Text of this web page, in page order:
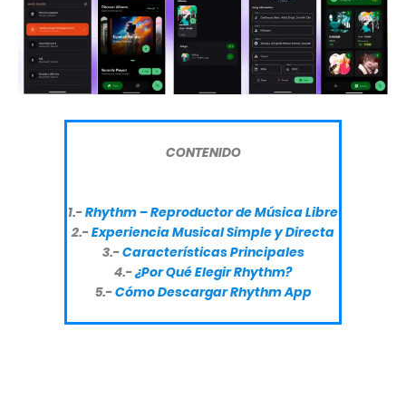
CONTENIDO
1.-Rhythm – Reproductor de Música Libre
2.-Experiencia Musical Simple y Directa
3.-Características Principales
4.-¿Por Qué Elegir Rhythm?
5.-Cómo Descargar Rhythm App